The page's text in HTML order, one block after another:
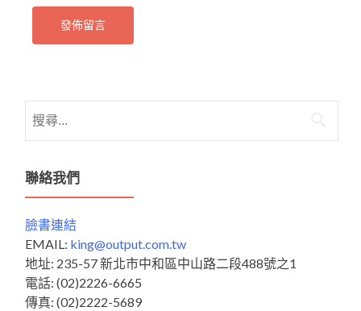
尋
鍵
字:
聯絡我們
臉書連結
EMAIL: king@output.com.tw
地址: 235-57 新北市中和區中山路二段488號之1
電話: (02)2226-6665
傳真: (02)2222-5689